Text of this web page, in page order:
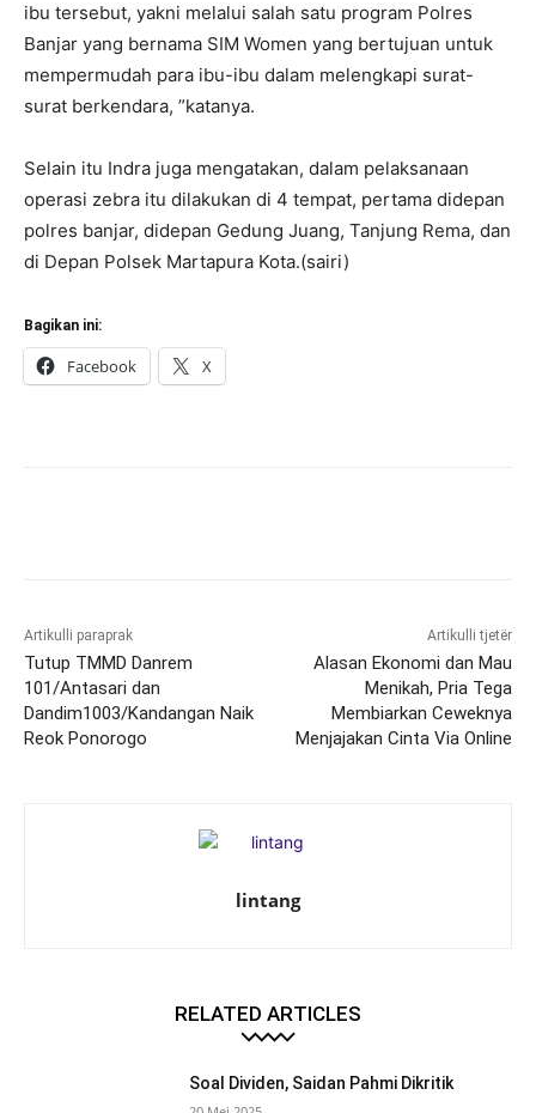
ibu tersebut, yakni melalui salah satu program Polres
Banjar yang bernama SIM Women yang bertujuan untuk
mempermudah para ibu-ibu dalam melengkapi surat-
surat berkendara, ”katanya.
Selain itu Indra juga mengatakan, dalam pelaksanaan
operasi zebra itu dilakukan di 4 tempat, pertama didepan
polres banjar, didepan Gedung Juang, Tanjung Rema, dan
di Depan Polsek Martapura Kota.(sairi)
Bagikan ini:
Facebook X
Artikulli paraprak
Tutup TMMD Danrem
101/Antasari dan
Dandim1003/Kandangan Naik
Reok Ponorogo
Artikulli tjetër
Alasan Ekonomi dan Mau
Menikah, Pria Tega
Membiarkan Ceweknya
Menjajakan Cinta Via Online
lintang
RELATED ARTICLES
Soal Dividen, Saidan Pahmi Dikritik